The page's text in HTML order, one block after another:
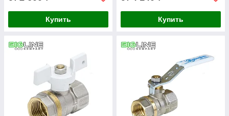
Купить Купить